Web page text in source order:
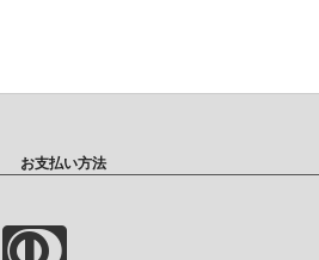
お支払い方法